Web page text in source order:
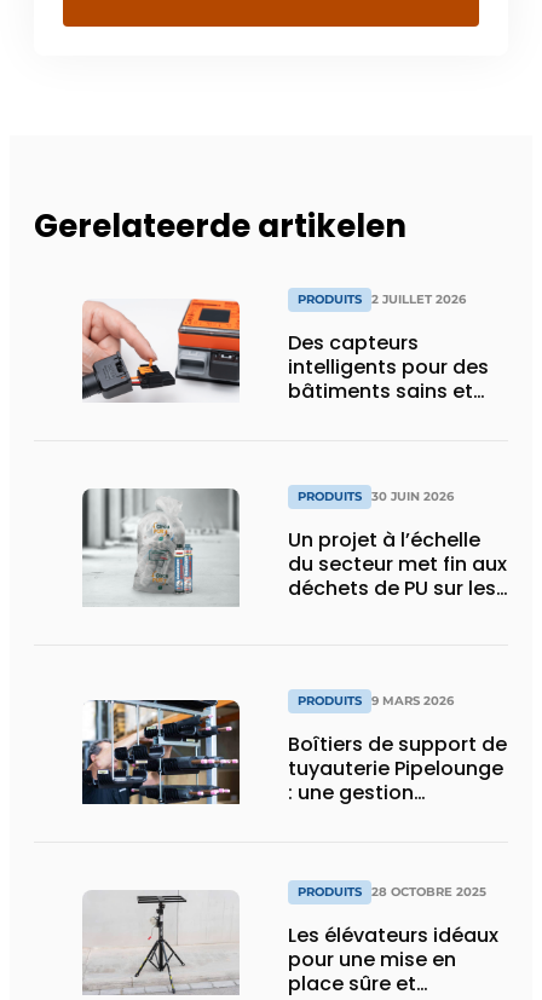
Gerelateerde artikelen
PRODUITS 2 JUILLET 2026
Des capteurs
intelligents pour des
bâtiments sains et
PRODUITS 30 JUIN 2026
Un projet à l’échelle
du secteur met fin aux
déchets de PU sur les
PRODUITS 9 MARS 2026
Boîtiers de support de
tuyauterie Pipelounge
: une gestion
rapide et plus soignée
PRODUITS 28 OCTOBRE 2025
Les élévateurs idéaux
pour une mise en
place sûre et